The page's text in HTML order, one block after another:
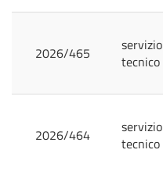
2026/465
servizio
tecnico
2026/464
servizio
tecnico